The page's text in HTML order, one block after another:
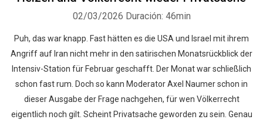
02/03/2026 Duración: 46min
Puh, das war knapp. Fast hätten es die USA und Israel mit ihrem
Angriff auf Iran nicht mehr in den satirischen Monatsrückblick der
Intensiv-Station für Februar geschafft. Der Monat war schließlich
schon fast rum. Doch so kann Moderator Axel Naumer schon in
dieser Ausgabe der Frage nachgehen, für wen Völkerrecht
eigentlich noch gilt. Scheint Privatsache geworden zu sein. Genau